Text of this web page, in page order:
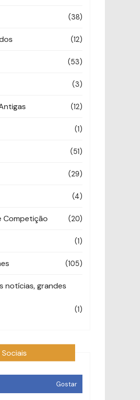
(38)
(12)
(53)
(3)
(12)
(1)
(51)
(29)
(4)
Competição (20)
(1)
(105)
notícias, grandes
(1)
Gostar